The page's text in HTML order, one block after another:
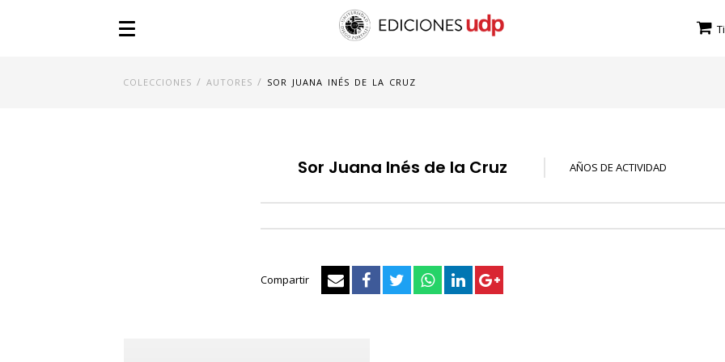
COLECCIONES / AUTORES / SOR JUANA INÉS DE LA CRUZ
Sor Juana Inés de la Cruz AÑOS DE ACTIVIDAD
Compartir